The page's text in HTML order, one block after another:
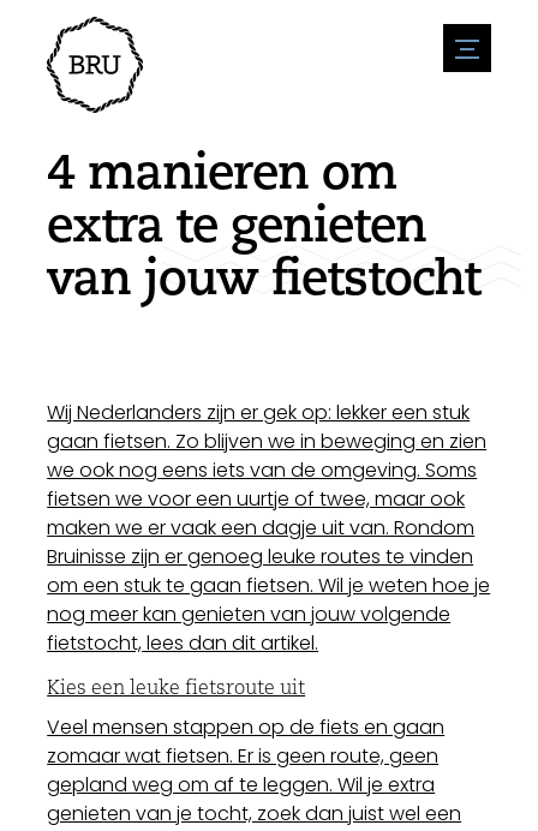
menu
Agenda
Evenement aanmelden
Overnachting
Natuur en water
Sport
Bezienswaardigheden
Bereikbaarheid
Parkeren
Leefomgeving
Ondernemen
Vacatures
Nieuwsoverzicht
4 manieren om
extra te genieten
van jouw fietstocht
Wij Nederlanders zijn er gek op: lekker een stuk
gaan fietsen. Zo blijven we in beweging en zien
we ook nog eens iets van de omgeving. Soms
fietsen we voor een uurtje of twee, maar ook
maken we er vaak een dagje uit van. Rondom
Bruinisse zijn er genoeg leuke routes te vinden
om een stuk te gaan fietsen. Wil je weten hoe je
nog meer kan genieten van jouw volgende
fietstocht, lees dan dit artikel.
Kies een leuke fietsroute uit
Veel mensen stappen op de fiets en gaan
zomaar wat fietsen. Er is geen route, geen
gepland weg om af te leggen. Wil je extra
genieten van je tocht, zoek dan juist wel een